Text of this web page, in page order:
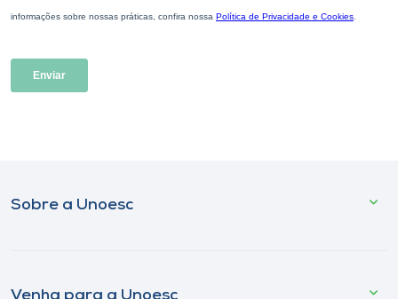
Sobre a Unoesc